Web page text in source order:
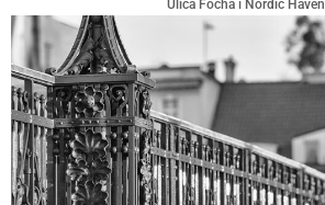
Ulica Focha i Nordic Haven